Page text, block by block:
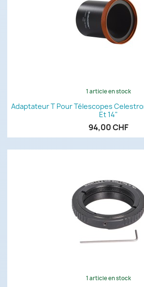
1 article en stock
Adaptateur T Pour Télescopes
Et 14"
94,00 CHF
1 article en stock